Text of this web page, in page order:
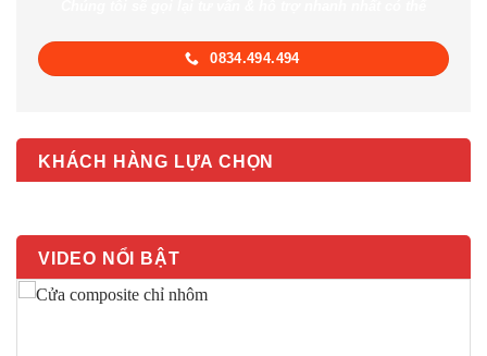
0834.494.494
KHÁCH HÀNG LỰA CHỌN
VIDEO NỔI BẬT